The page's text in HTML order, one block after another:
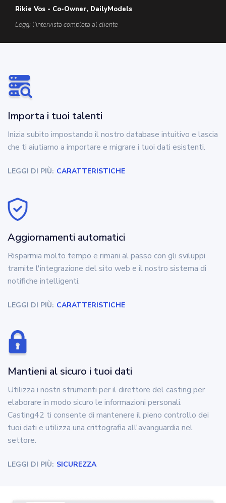
Rikie Vos - Co-Owner, DailyModels
Leggi l'intervista completa al cliente
Importa i tuoi talenti
Inizia subito impostando il nostro database intuitivo e lascia
che ti aiutiamo a importare e migrare i tuoi dati esistenti.
LEGGI DI PIÙ: CARATTERISTICHE
Aggiornamenti automatici
Risparmia molto tempo e rimani al passo con gli sviluppi
tramite l'integrazione del sito web e il nostro sistema di
notifiche intelligenti.
LEGGI DI PIÙ: CARATTERISTICHE
Mantieni al sicuro i tuoi dati
Utilizza i nostri strumenti per il direttore del casting per
elaborare in modo sicuro le informazioni personali.
Casting42 ti consente di mantenere il pieno controllo dei
tuoi dati e utilizza una crittografia all'avanguardia nel
settore.
LEGGI DI PIÙ: SICUREZZA